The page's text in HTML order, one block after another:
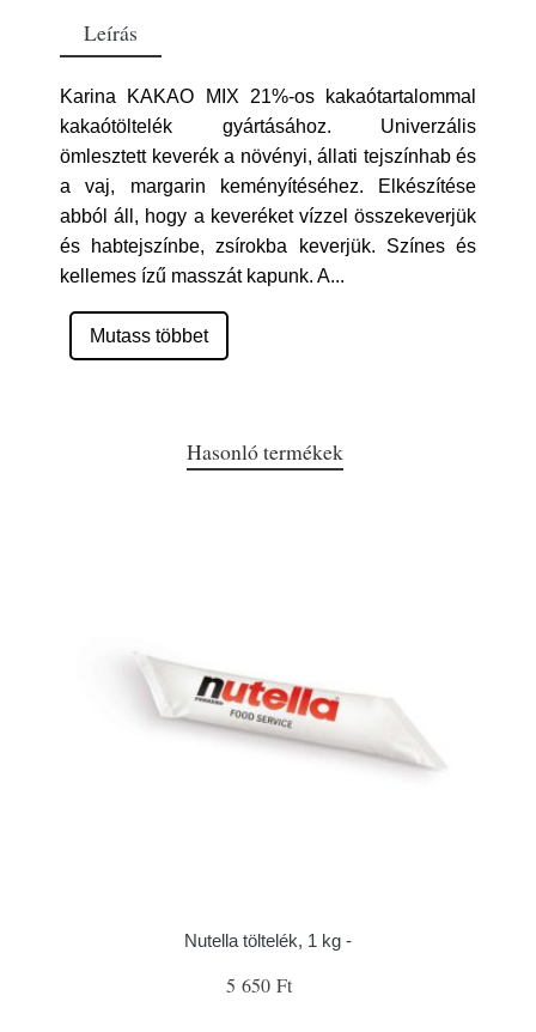
Leírás
Karina KAKAO MIX 21%-os kakaótartalommal
kakaótöltelék gyártásához. Univerzális
ömlesztett keverék a növényi, állati tejszínhab és
a vaj, margarin keményítéséhez. Elkészítése
abból áll, hogy a keveréket vízzel összekeverjük
és habtejszínbe, zsírokba keverjük. Színes és
kellemes ízű masszát kapunk. A...
Mutass többet
Hasonló termékek
Nutella töltelék, 1 kg -
5 650 Ft